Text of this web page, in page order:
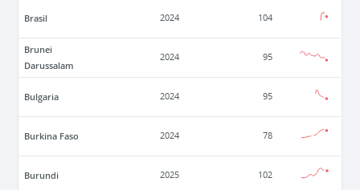
Brasil 2024 104
Brunei
Darussalam
2024 95
Bulgaria 2024 95
Burkina Faso 2024 78
Burundi 2025 102